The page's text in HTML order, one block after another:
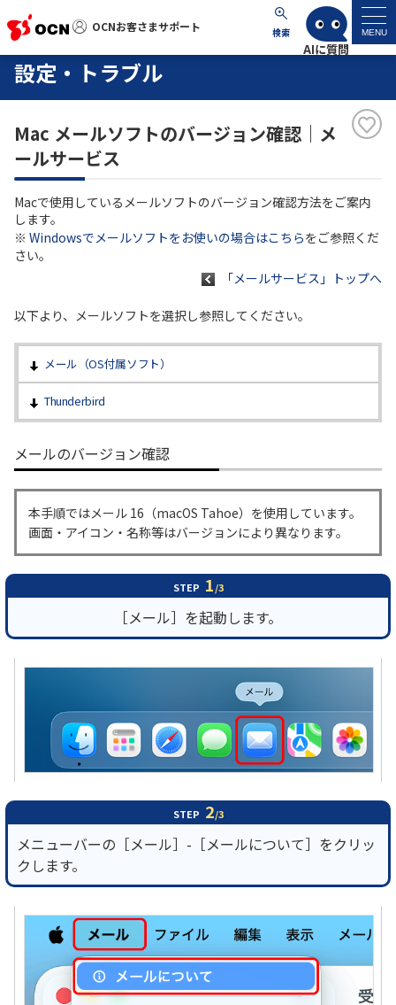
OCNお客さまサポート 検索 MENU
OCNお客さまサポート
サポートトップ
サービス名から探す
よくあるご質問
お問い合わせ
お知らせ サポートサイトの使い方
NTTドコモビジネスのお客さ
工事・故障情報通知
OCN サービス一覧
設定・トラブル
Mac メールソフトのバージョン確認｜メ
ールサービス
Macで使用しているメールソフトのバージョン確認方法をご案内
します。
※ Windowsでメールソフトをお使いの場合はこちらをご参照くだ
さい。
「メールサービス」トップへ
以下より、メールソフトを選択し参照してください。
メール（OS付属ソフト）
Thunderbird
メールのバージョン確認
本手順ではメール 16（macOS Tahoe）を使用しています。
画面・アイコン・名称等はバージョンにより異なります。
STEP 1/3
［メール］を起動します。
STEP 2/3
メニューバーの［メール］-［メールについて］をクリッ
クします。